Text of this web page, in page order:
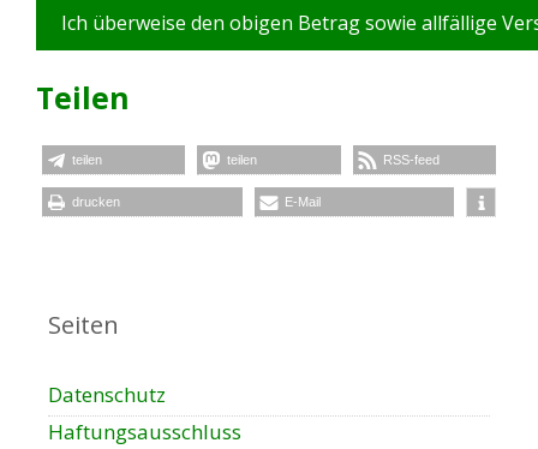
Teilen
teilen teilen RSS-feed
drucken E-Mail
Seiten
Datenschutz
Haftungsausschluss